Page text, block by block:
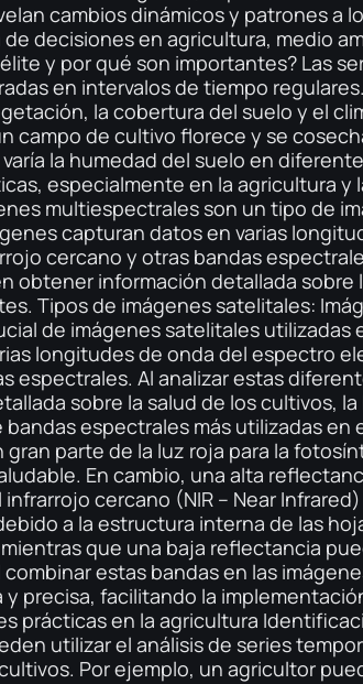
cambios dinámicos y patrones a
decisiones en agricultura, medio
y por qué son importantes? Las
en intervalos de tiempo
la cobertura del suelo y el
campo de cultivo florece y se
la humedad del suelo en
especialmente en la agricultura
multiespectrales son un tipo de
capturan datos en varias
cercano y otras bandas
obtener información detallada sobre
Tipos de imágenes satelitales:
de imágenes satelitales utilizadas
longitudes de onda del espectro
espectrales. Al analizar estas
sobre la salud de los cultivos,
espectrales más utilizadas
parte de la luz roja para la
En cambio, una alta
cercano (NIR – Near
a la estructura interna de las
que una baja reflectancia
estas bandas en las
precisa, facilitando la
prácticas en la agricultura
utilizar el análisis de series
Por ejemplo, un agricultor